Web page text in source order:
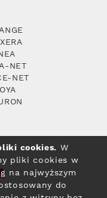
NET
NET
cookies. W
pliki cookies w
na najwyższym
do